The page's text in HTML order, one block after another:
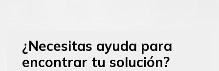
¿Necesitas ayuda para
encontrar tu solución?